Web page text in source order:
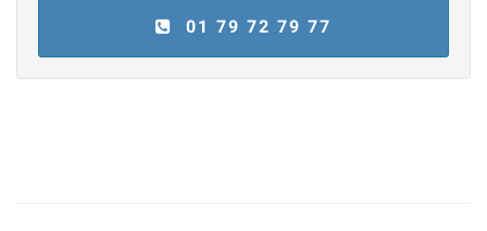
01 79 72 79 77